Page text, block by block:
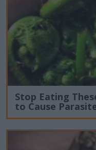
Stop Eating
to Cause